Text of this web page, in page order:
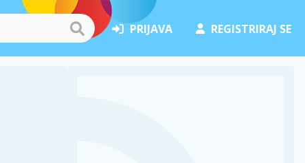
PRIJAVA REGISTRIRAJ SE